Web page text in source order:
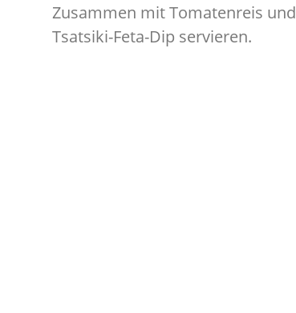
Zusammen mit Tomatenreis und
Tsatsiki-Feta-Dip servieren.